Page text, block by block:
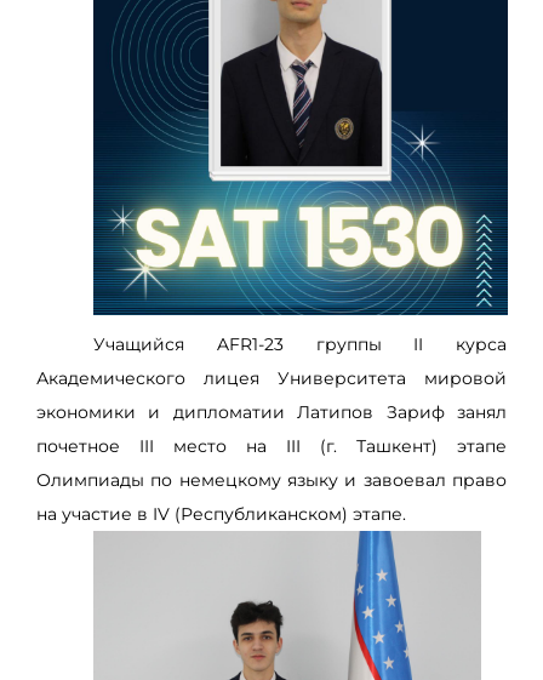
Учащийся AFR1-23 группы II курса
Академического лицея Университета мировой
экономики и дипломатии Латипов Зариф занял
почетное III место на III (г. Ташкент) этапе
Олимпиады по немецкому языку и завоевал право
на участие в IV (Республиканском) этапе.